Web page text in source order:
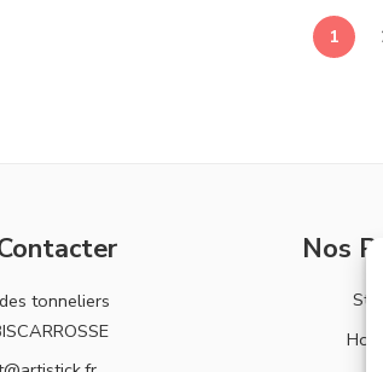
1
tonneliers
Nos